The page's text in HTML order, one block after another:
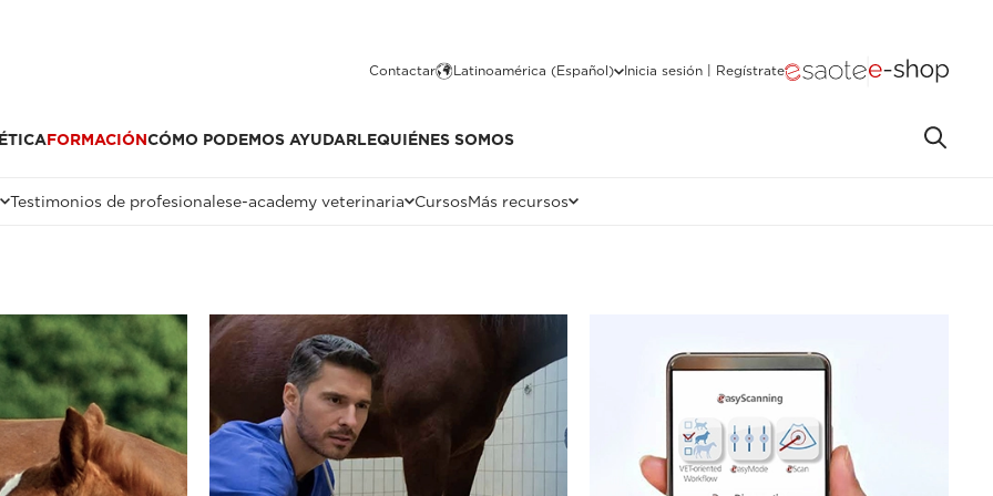
Contactar Latinoamérica (Español) Inicia sesión | Regístrate
FORMACIÓNCÓMO PODEMOS AYUDARLEQUIÉNES SOMOS
Testimonios de profesionalese-academy veterinaria CursosMás recursos